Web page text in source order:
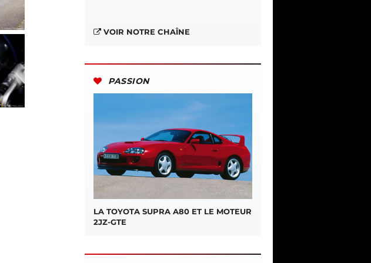
VOIR NOTRE CHAÎNE
PASSION
LA TOYOTA SUPRA A80 ET LE MOTEUR
2JZ-GTE